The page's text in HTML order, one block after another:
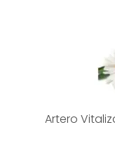
Artero